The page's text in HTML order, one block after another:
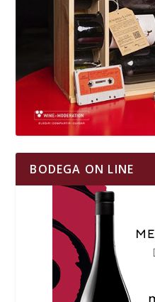
BODEGA ON LINE